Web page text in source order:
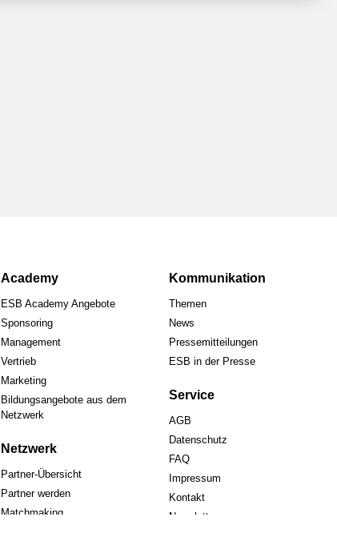
Academy
ESB Academy Angebote
Sponsoring
Management
Vertrieb
Marketing
Bildungsangebote aus dem
Netzwerk
Netzwerk
Partner-Übersicht
Partner werden
Matchmaking
Kommunikation
Themen
News
Pressemitteilungen
ESB in der Presse
Service
AGB
Datenschutz
FAQ
Impressum
Kontakt
Newsletter